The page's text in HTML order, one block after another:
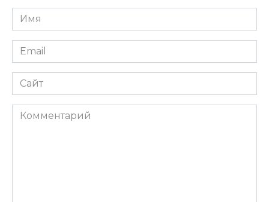
Имя
*
Email
*
Сайт
Комментарий